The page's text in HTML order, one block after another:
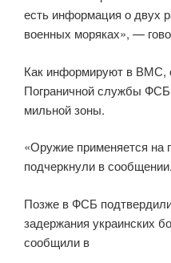
есть информация о двух
военных моряках», —
Как информируют в ВМС,
Пограничной службы
мильной зоны.
«Оружие применяется
подчеркнули в сообщении.
Позже в ФСБ
задержания украинских
сообщили в